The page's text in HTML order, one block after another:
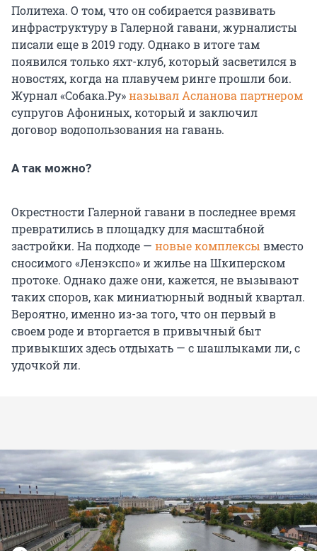
Политеха. О том, что он собирается развивать
инфраструктуру в Галерной гавани, журналисты
писали еще в 2019 году. Однако в итоге там
появился только яхт-клуб, который засветился в
новостях, когда на плавучем ринге прошли бои.
Журнал «Собака.Ру»называл Асланова партнером
супругов Афониных, который и заключил
договор водопользования на гавань.
А так можно?
Окрестности Галерной гавани в последнее время
превратились в площадку для масштабной
застройки. На подходе — новые комплексы вместо
сносимого «Ленэкспо» и жилье на Шкиперском
протоке. Однако даже они, кажется, не вызывают
таких споров, как миниатюрный водный квартал.
Вероятно, именно из-за того, что он первый в
своем роде и вторгается в привычный быт
привыкших здесь отдыхать — с шашлыками ли, с
удочкой ли.